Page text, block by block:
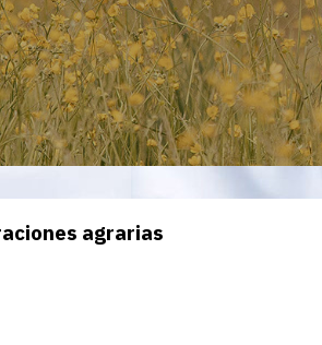
como privados.
referente a peritaciones y
inspecciones alimentarias, etc.
agrarias